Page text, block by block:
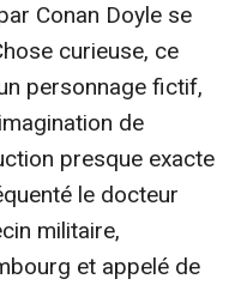
Conan Doyle se
curieuse, ce
personnage fictif,
de
presque exacte
le docteur
militaire,
et appelé de